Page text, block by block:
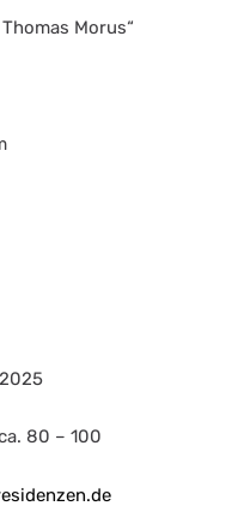
Morus“
80 – 100